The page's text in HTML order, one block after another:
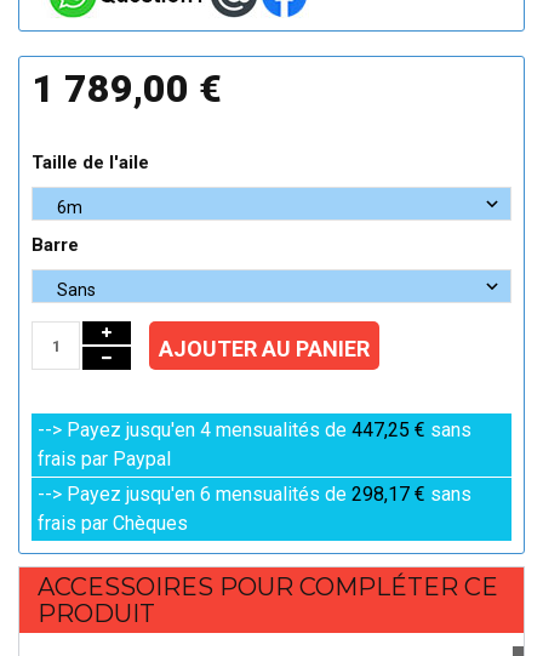
1 789,00 €
Taille de l'aile
Barre
AJOUTER AU PANIER
--> Payez jusqu'en 4 mensualités de 447,25 € sans
frais par Paypal
--> Payez jusqu'en 6 mensualités de 298,17 € sans
frais par Chèques
ACCESSOIRES POUR COMPLÉTER CE
PRODUIT